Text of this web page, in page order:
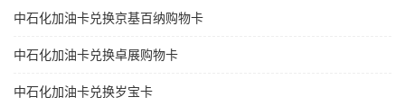
中石化加油卡兑换京基百纳购物卡
中石化加油卡兑换卓展购物卡
中石化加油卡兑换岁宝卡